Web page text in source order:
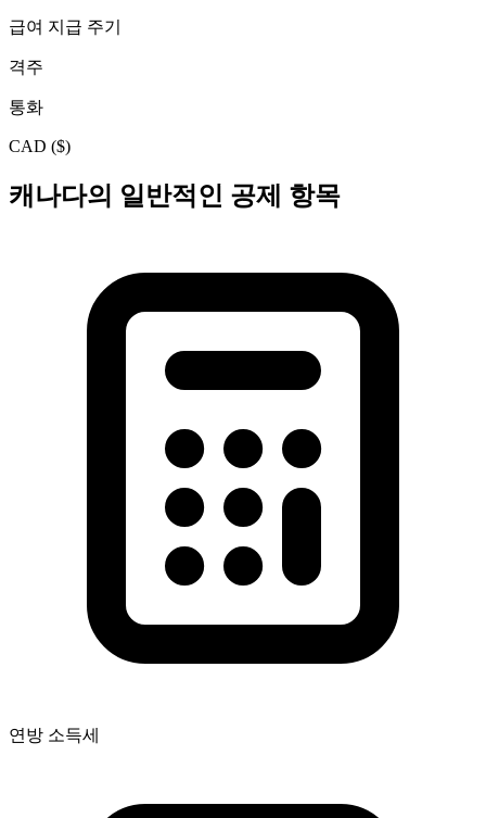
급여 지급 주기
격주
통화
CAD ($)
캐나다의 일반적인 공제 항목
연방 소득세